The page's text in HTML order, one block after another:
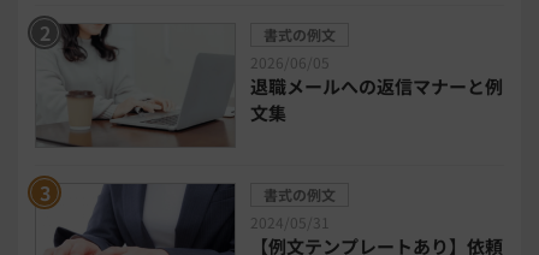
2026年トレンド ビジネススキル
DX・デジタル化 電子帳簿保存法
民法改正対応書式テンプレート
書式の例文
2026/06/05
退職メールへの返信マナーと例
文集
書式の例文
2024/05/31
【例文テンプレートあり】依頼